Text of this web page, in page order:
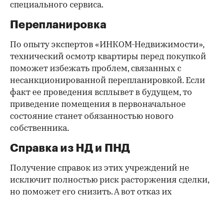
специального сервиса.
Перепланировка
По опыту экспертов «ИНКОМ-Недвижимости»,
технический осмотр квартиры перед покупкой
поможет избежать проблем, связанных с
несанкционированной перепланировкой. Если
факт ее проведения всплывет в будущем, то
приведение помещения в первоначальное
состояние станет обязанностью нового
собственника.
Справка из НД и ПНД
Получение справок из этих учреждений не
исключит полностью риск расторжения сделки,
но поможет его снизить. А вот отказ их